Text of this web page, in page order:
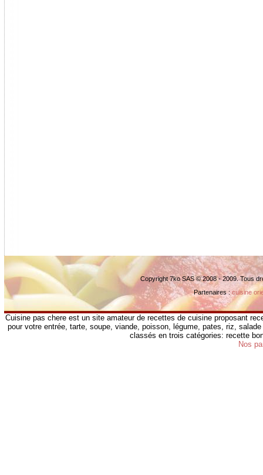
Copyright 7ko SAS © 2008 - 2009. Tous
Partenaires :cuisine
Cuisine pas chere est un site amateur de recettes de cuisine proposant
pour votre entrée, tarte, soupe, viande, poisson, légume, pates, riz,
classés en trois catégories: recette
Nos